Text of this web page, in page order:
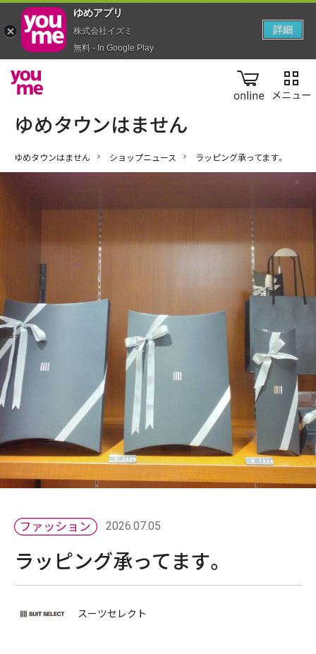
online
ゆめタウンはません ショップニュース ラッピング承ってます。
2026.07.05
ラッピング承ってます。
スーツセレクト
ゆめアプ‪リ‬
株式会社イズミ
無料 - In Google Play
詳細